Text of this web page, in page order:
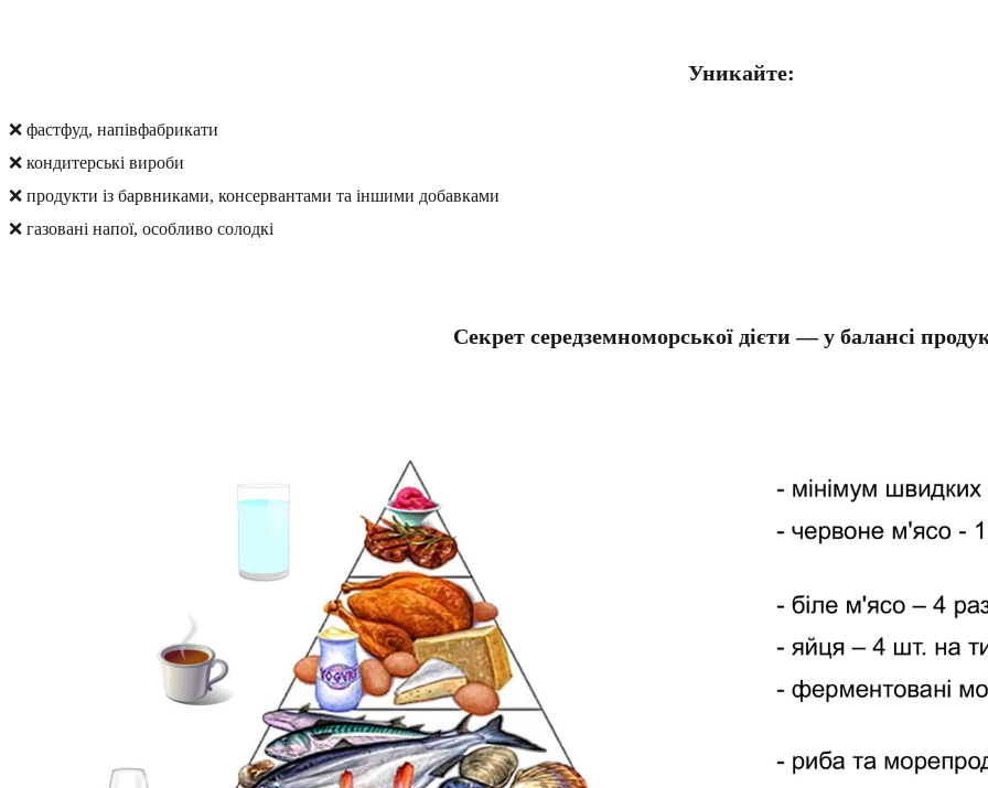
Уникайте:
❌ фастфуд, напівфабрикати
❌ кондитерські вироби
❌ продукти із барвниками, консервантами та іншими добавками
❌ газовані напої, особливо солодкі
Секрет середземноморської дієти — у балансі